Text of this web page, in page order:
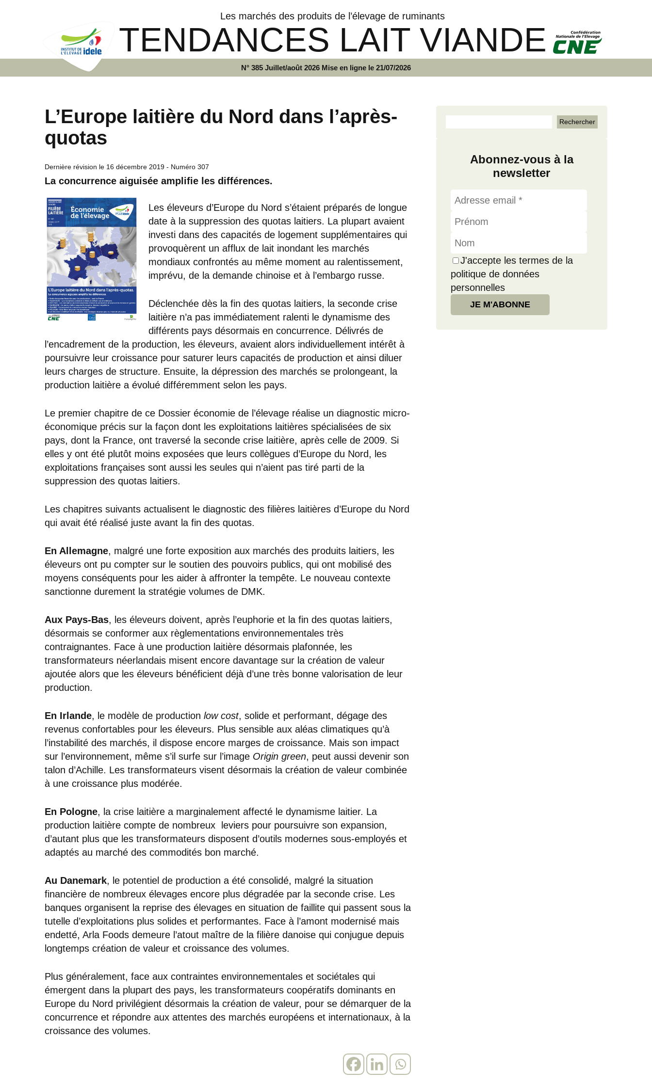
Les marchés des produits de l’élevage de ruminants
TENDANCES LAIT VIANDE
N° 385 Juillet/août 2026 Mise en ligne le 21/07/2026
L’Europe laitière du Nord dans l’après-
quotas
Dernière révision le 16 décembre 2019 - Numéro 307
La concurrence aiguisée amplifie les différences.
Les éleveurs d’Europe du Nord s’étaient préparés de longue
date à la suppression des quotas laitiers. La plupart avaient
investi dans des capacités de logement supplémentaires qui
provoquèrent un afflux de lait inondant les marchés
mondiaux confrontés au même moment au ralentissement,
imprévu, de la demande chinoise et à l’embargo russe.
Déclenchée dès la fin des quotas laitiers, la seconde crise
laitière n’a pas immédiatement ralenti le dynamisme des
différents pays désormais en concurrence. Délivrés de
l’encadrement de la production, les éleveurs, avaient alors individuellement intérêt à
poursuivre leur croissance pour saturer leurs capacités de production et ainsi diluer
leurs charges de structure. Ensuite, la dépression des marchés se prolongeant, la
production laitière a évolué différemment selon les pays.
Le premier chapitre de ce Dossier économie de l’élevage réalise un diagnostic micro-
économique précis sur la façon dont les exploitations laitières spécialisées de six
pays, dont la France, ont traversé la seconde crise laitière, après celle de 2009. Si
elles y ont été plutôt moins exposées que leurs collègues d’Europe du Nord, les
exploitations françaises sont aussi les seules qui n’aient pas tiré parti de la
suppression des quotas laitiers.
Les chapitres suivants actualisent le diagnostic des filières laitières d’Europe du Nord
qui avait été réalisé juste avant la fin des quotas.
En Allemagne, malgré une forte exposition aux marchés des produits laitiers, les
éleveurs ont pu compter sur le soutien des pouvoirs publics, qui ont mobilisé des
moyens conséquents pour les aider à affronter la tempête. Le nouveau contexte
sanctionne durement la stratégie volumes de DMK.
Aux Pays-Bas, les éleveurs doivent, après l’euphorie et la fin des quotas laitiers,
désormais se conformer aux règlementations environnementales très
contraignantes. Face à une production laitière désormais plafonnée, les
transformateurs néerlandais misent encore davantage sur la création de valeur
ajoutée alors que les éleveurs bénéficient déjà d’une très bonne valorisation de leur
production.
En Irlande, le modèle de production low cost, solide et performant, dégage des
revenus confortables pour les éleveurs. Plus sensible aux aléas climatiques qu’à
l’instabilité des marchés, il dispose encore marges de croissance. Mais son impact
sur l’environnement, même s’il surfe sur l’image Origin green, peut aussi devenir son
talon d’Achille. Les transformateurs visent désormais la création de valeur combinée
à une croissance plus modérée.
En Pologne, la crise laitière a marginalement affecté le dynamisme laitier. La
production laitière compte de nombreux leviers pour poursuivre son expansion,
d’autant plus que les transformateurs disposent d’outils modernes sous-employés et
adaptés au marché des commodités bon marché.
Au Danemark, le potentiel de production a été consolidé, malgré la situation
financière de nombreux élevages encore plus dégradée par la seconde crise. Les
banques organisent la reprise des élevages en situation de faillite qui passent sous la
tutelle d’exploitations plus solides et performantes. Face à l’amont modernisé mais
endetté, Arla Foods demeure l’atout maître de la filière danoise qui conjugue depuis
longtemps création de valeur et croissance des volumes.
Plus généralement, face aux contraintes environnementales et sociétales qui
émergent dans la plupart des pays, les transformateurs coopératifs dominants en
Europe du Nord privilégient désormais la création de valeur, pour se démarquer de la
concurrence et répondre aux attentes des marchés européens et internationaux, à la
croissance des volumes.
Abonnez-vous à la
newsletter
J'accepte les termes de la
politique de données
personnelles